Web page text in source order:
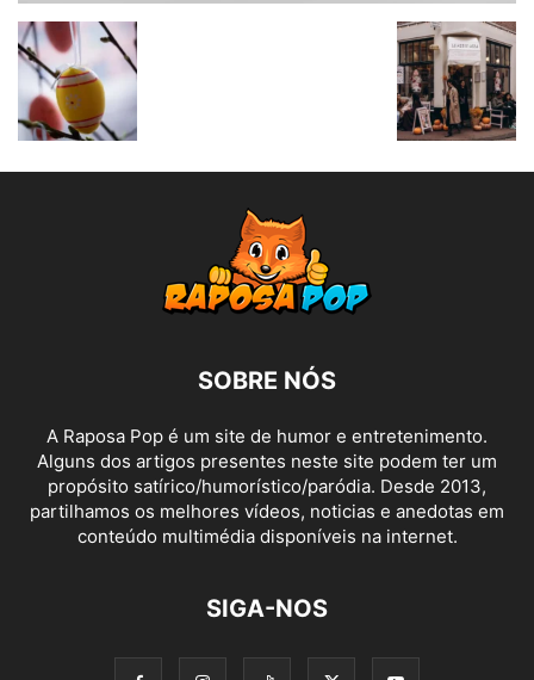
SOBRE NÓS
A Raposa Pop é um site de humor e entretenimento.
Alguns dos artigos presentes neste site podem ter um
propósito satírico/humorístico/paródia. Desde 2013,
partilhamos os melhores vídeos, noticias e anedotas em
conteúdo multimédia disponíveis na internet.
SIGA-NOS